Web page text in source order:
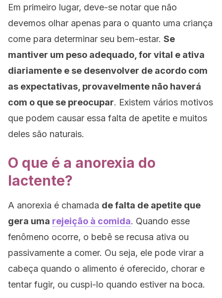
Em primeiro lugar, deve-se notar que não
devemos olhar apenas para o quanto uma criança
come para determinar seu bem-estar. Se
mantiver um peso adequado, for vital e ativa
diariamente e se desenvolver de acordo com
as expectativas, provavelmente não haverá
com o que se preocupar. Existem vários motivos
que podem causar essa falta de apetite e muitos
deles são naturais.
O que é a anorexia do
lactente?
A anorexia é chamada de falta de apetite que
gera uma rejeição à comida. Quando esse
fenômeno ocorre, o bebê se recusa ativa ou
passivamente a comer. Ou seja, ele pode virar a
cabeça quando o alimento é oferecido, chorar e
tentar fugir, ou cuspi-lo quando estiver na boca.